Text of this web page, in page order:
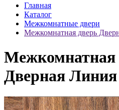
Главная
Каталог
Межкомнатные двери
Межкомнатная дверь
Межкомнатная
Дверная